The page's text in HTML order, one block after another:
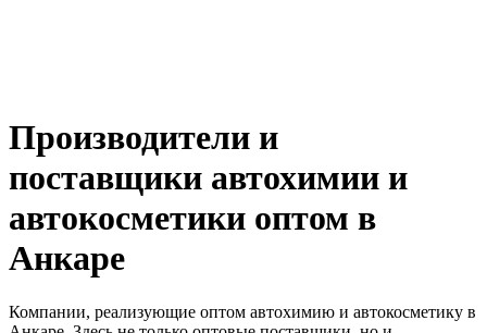
Производители и
поставщики автохимии и
автокосметики оптом в
Анкаре
Компании, реализующие оптом автохимию и автокосметику в